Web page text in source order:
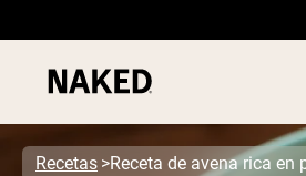
Recetas Receta de avena rica en